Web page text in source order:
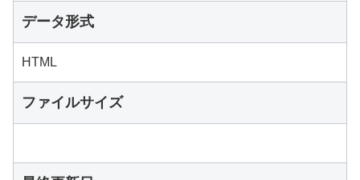
データ形式
HTML
ファイルサイズ